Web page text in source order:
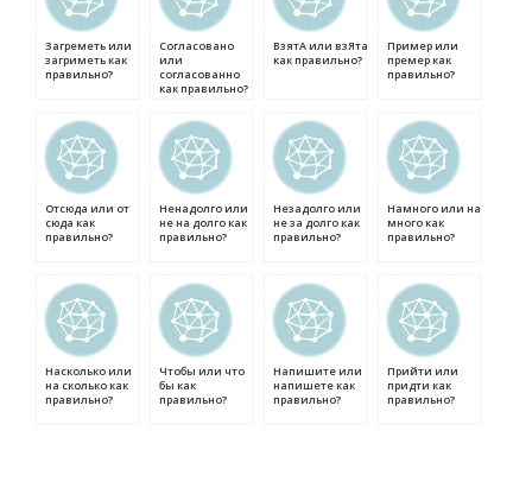
Загреметь или
загриметь как
правильно?
Согласовано
или
согласованно
как правильно?
ВзятА или взЯта
как правильно?
Пример или
премер как
правильно?
Отсюда или от
сюда как
правильно?
Ненадолго или
не на долго как
правильно?
Незадолго или
не за долго как
правильно?
Намного или на
много как
правильно?
Насколько или
на сколько как
правильно?
Чтобы или что
бы как
правильно?
Напишите или
напишете как
правильно?
Прийти или
придти как
правильно?